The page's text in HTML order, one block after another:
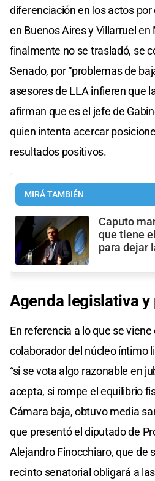
diferenciación en los actos por
en Buenos Aires y Villarruel
finalmente no se trasladó, se
Senado, por “problemas de
asesores de LLA infieren que
afirman que es el jefe de
quien intenta acercar
resultados positivos.
MIRÁ TAMBIÉN
Caputo
que tiene
para dejar
Agenda legislativa y
En referencia a lo que se
colaborador del núcleo íntimo
“si se vota algo razonable en
acepta, si rompe el equilibrio
Cámara baja, obtuvo media
que presentó el diputado de
Alejandro Finocchiaro, que de
recinto senatorial obligará a